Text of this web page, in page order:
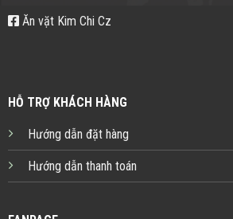
Ăn vặt Kim Chi Cz
HỖ TRỢ KHÁCH HÀNG
Hướng dẫn đặt hàng
Hướng dẫn thanh toán